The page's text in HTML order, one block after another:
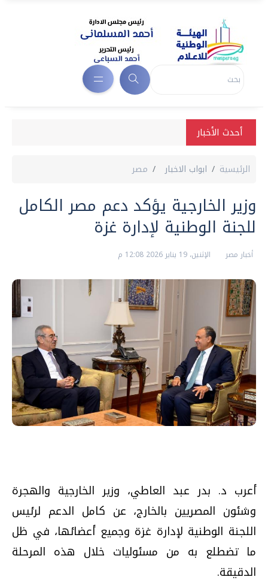
أحدث الأخبار
الرئيسية ابواب الاخبار مصر
وزير الخارجية يؤكد دعم مصر الكامل
للجنة الوطنية لإدارة غزة
أخبار مصر الإثنين، 19 يناير 2026 12:08 م
أعرب د. بدر عبد العاطي، وزير الخارجية والهجرة
وشئون المصريين بالخارج، عن كامل الدعم لرئيس
اللجنة الوطنية لإدارة غزة وجميع أعضائها، في ظل
ما تضطلع به من مسئوليات خلال هذه المرحلة
الدقيقة.